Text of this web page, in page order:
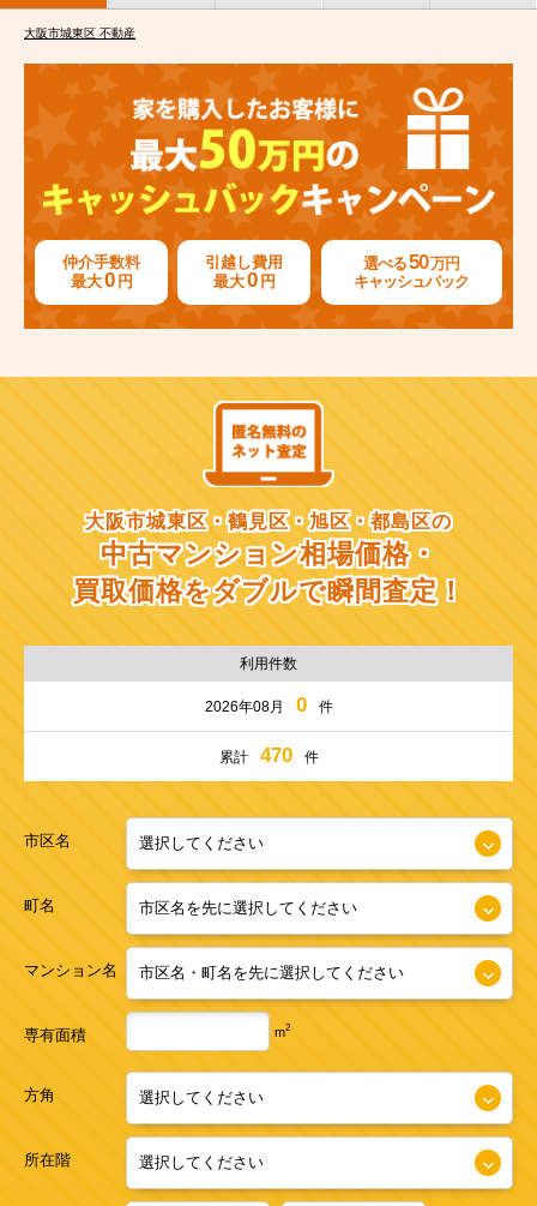
大阪市城東区 不動産
仲介手数料
最大0 円
引越し費用
最大0 円
選べる50万円
キャッシュバック
大阪市城東区・鶴見区・旭区・都島区の
中古マンション相場価格・
買取価格をダブルで瞬間査定！
利用件数
2026年08月 0 件
累計 470 件
市区名
町名
マンション名
専有面積 m2
方角
所在階